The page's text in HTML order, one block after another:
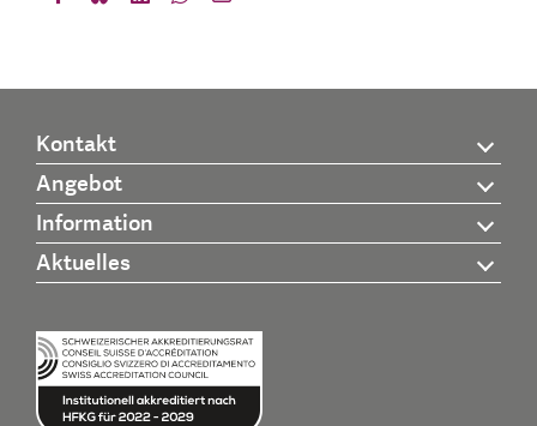
Kontakt
Angebot
Information
Aktuelles